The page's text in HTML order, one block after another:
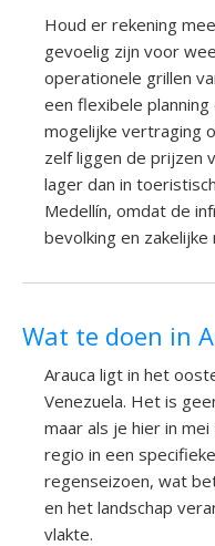
Houd er rekening
gevoelig zijn voor
operationele grillen
een flexibele
mogelijke vertraging
zelf liggen de prijzen
lager dan in
Medellín, omdat de
bevolking en
Wat te doen in
Arauca ligt in het
Venezuela. Het is
maar als je hier in
regio in een
regenseizoen, wat
en het landschap
vlakte.